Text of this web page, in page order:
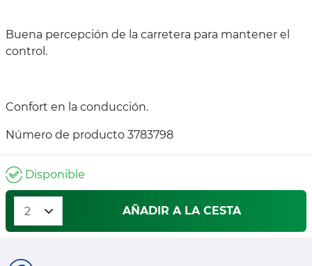
Buena percepción de la carretera para mantener el
control.
Confort en la conducción.
Número de producto 3783798
Disponible
AÑADIR A LA CESTA